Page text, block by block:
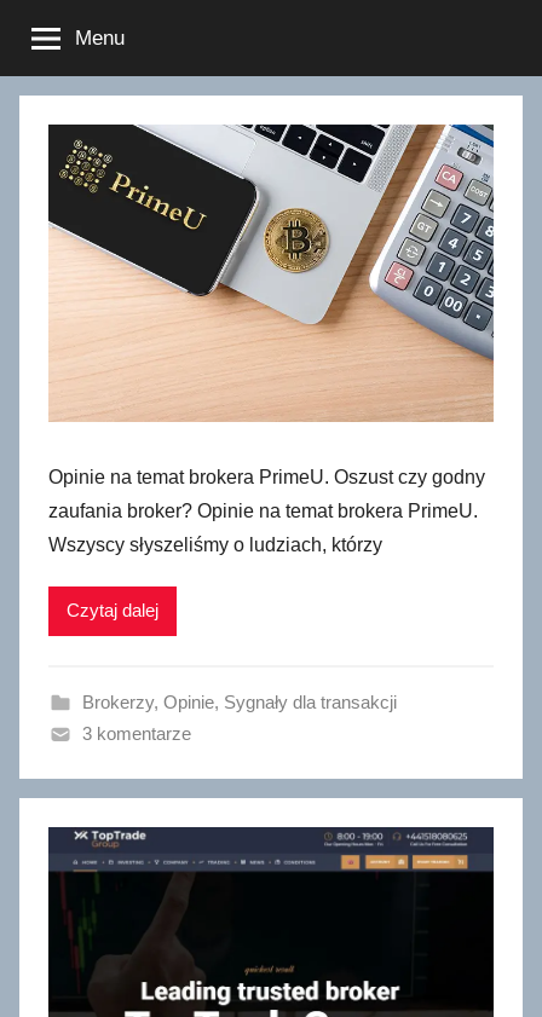
treści
Menu
Opinie na temat brokera PrimeU. Oszust czy godny
zaufania broker? Opinie na temat brokera PrimeU.
Wszyscy słyszeliśmy o ludziach, którzy
Czytaj dalej
Brokerzy, Opinie, Sygnały dla transakcji
3 komentarze